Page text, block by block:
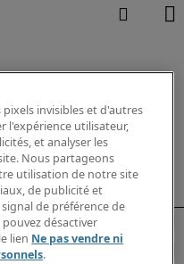
invisibles et d'autres
l'expérience utilisateur,
et analyser les
Nous partageons
utilisation de notre site
de publicité et
de préférence de
désactiver
lien Ne pas vendre ni
.